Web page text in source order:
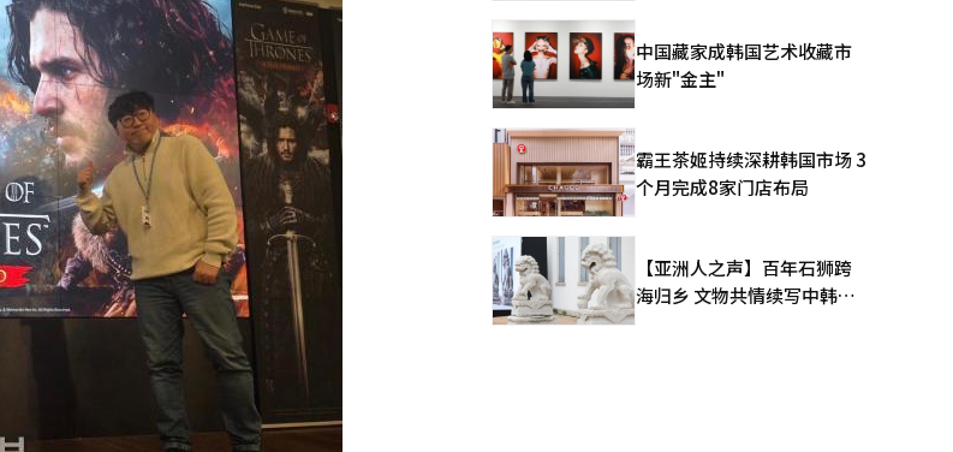
中国藏家成韩国艺术收藏市
场新"金主"
霸王茶姬持续深耕韩国市场 3
个月完成8家门店布局
【亚洲人之声】百年石狮跨
海归乡 文物共情续写中韩人